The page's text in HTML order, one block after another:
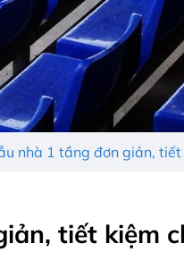
nhà 1 tầng đơn giản,
tiết kiệm